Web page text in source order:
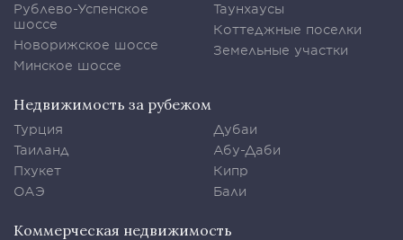
Рублево-Успенское
шоссе
Новорижское шоссе
Минское шоссе
Таунхаусы
Коттеджные поселки
Земельные участки
Недвижимость за рубежом
Турция
Таиланд
Пхукет
ОАЭ
Дубаи
Абу-Даби
Кипр
Бали
Коммерческая недвижимость